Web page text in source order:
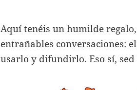
Aquí tenéis un humilde
entrañables conversaciones:
usarlo y difundirlo. Eso sí,